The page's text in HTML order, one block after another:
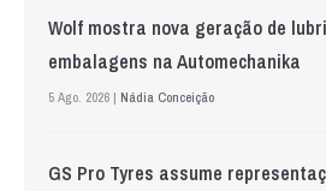
Wolf mostra nova geração de
embalagens na Automechanika
5 Ago. 2026 | Nádia Conceição
GS Pro Tyres assume